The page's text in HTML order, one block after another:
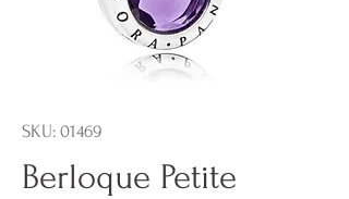
SKU: 01469
Berloque Petite